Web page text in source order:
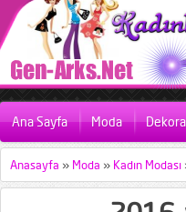
Ana Sayfa Moda
Anasayfa » Moda » Kadın Modası